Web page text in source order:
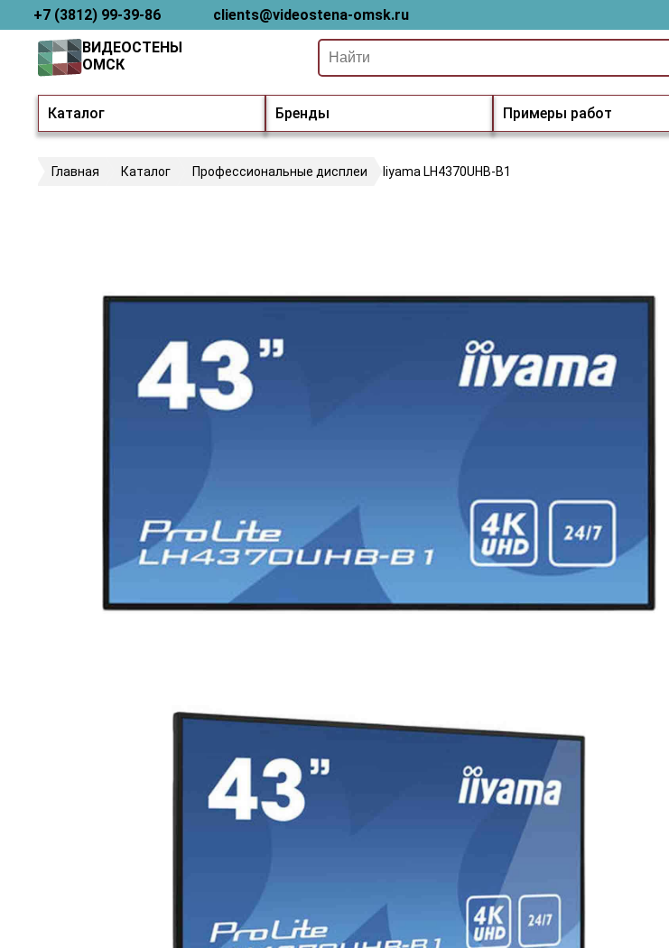
+7 (3812) 99-39-86 clients@videostena-omsk.ru
Каталог Бренды Примеры работ
ВИДЕОСТЕНЫ
ОМСК
Главная Каталог Профессиональные дисплеи Iiyama LH4370UHB-B1